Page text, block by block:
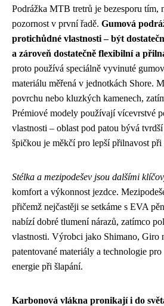
Podrážka MTB tretrů je bezesporu tím,
pozornost v první řadě. Gumová
protichůdné vlastnosti – být
a zároveň dostatečně flexibilní a
proto používá speciálně vyvinuté
materiálu měřená v jednotkách Shore.
povrchu nebo kluzkých kamenech,
Prémiové modely používají vícevrstvé
vlastnosti – oblast pod patou bývá
špičkou je měkčí pro lepší přilnavost při
Stélka a mezipodešev jsou dalšími
komfort a výkonnost jezdce.
přičemž nejčastěji se setkáme s EVA
nabízí dobré tlumení nárazů, zatímco
vlastnosti. Výrobci jako Shimano, Giro
patentované materiály a technologie
energie při šlapání.
Karbonová vlákna pronikají i do